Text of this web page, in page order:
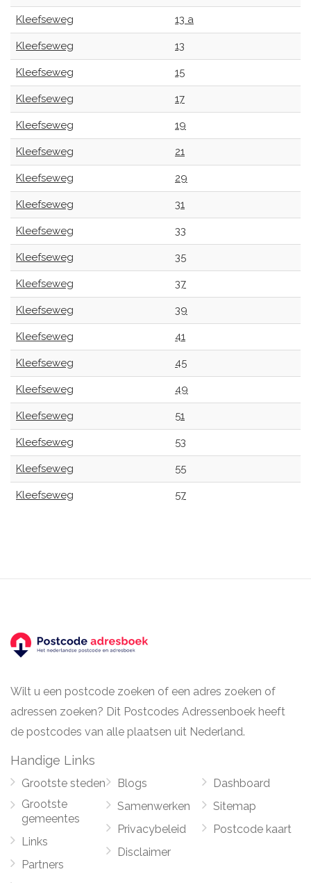
Kleefseweg 13 a
Kleefseweg 13
Kleefseweg 15
Kleefseweg 17
Kleefseweg 19
Kleefseweg 21
Kleefseweg 29
Kleefseweg 31
Kleefseweg 33
Kleefseweg 35
Kleefseweg 37
Kleefseweg 39
Kleefseweg 41
Kleefseweg 45
Kleefseweg 49
Kleefseweg 51
Kleefseweg 53
Kleefseweg 55
Kleefseweg 57
Wilt u een postcode zoeken of een adres zoeken of
adressen zoeken? Dit Postcodes Adressenboek heeft
de postcodes van alle plaatsen uit Nederland.
Handige Links
Grootste steden
Grootste
gemeentes
Links
Partners
Blogs
Samenwerken
Privacybeleid
Disclaimer
Dashboard
Sitemap
Postcode kaart